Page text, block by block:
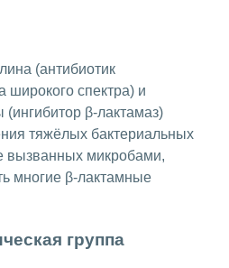
(антибиотик
широкого спектра) и
(ингибитор β-лактамаз)
тяжёлых бактериальных
вызванных микробами,
многие β-лактамные
группа